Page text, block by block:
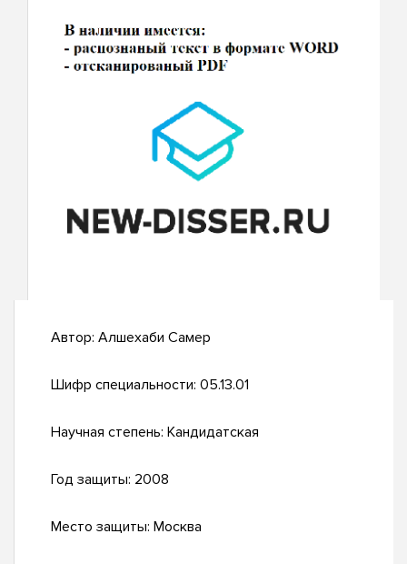
Автор: Алшехаби Самер
Шифр специальности: 05.13.01
Научная степень: Кандидатская
Год защиты: 2008
Место защиты: Москва